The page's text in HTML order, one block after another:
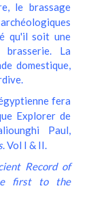
le brassage
qu'il soit une
La
domestique,
fera
Explorer de
Paul,
. Vol I & II.
Record of
first to the